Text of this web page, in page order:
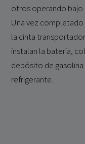
otros operando bajo
Una vez
la cinta
instalan la batería,
depósito de
refrigerante.